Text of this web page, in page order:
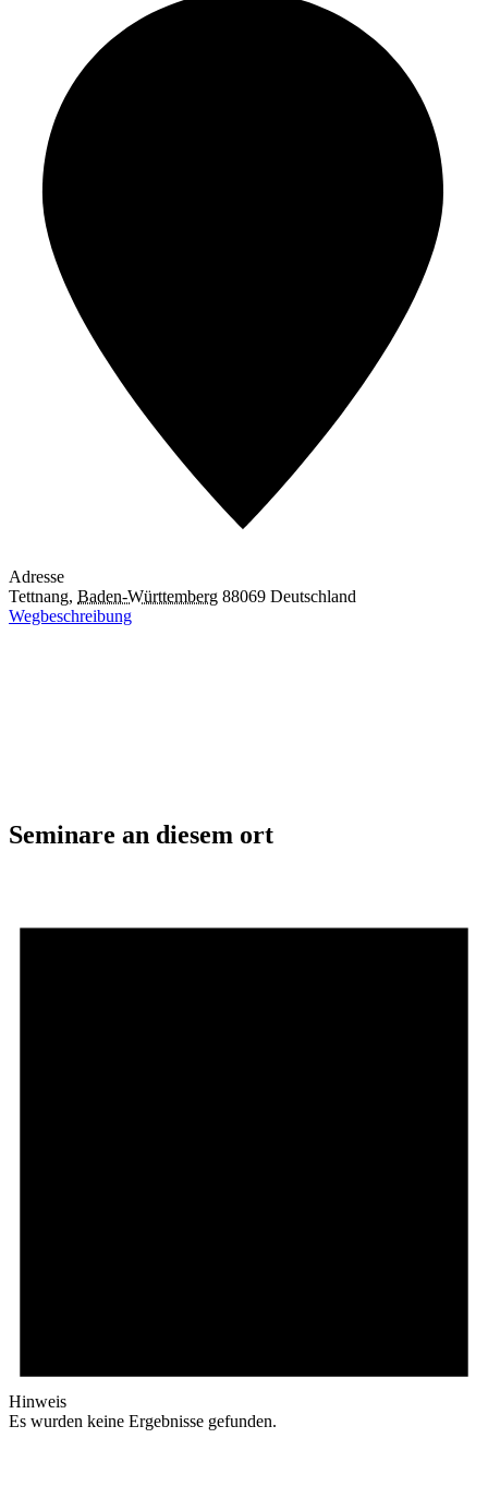
Adresse
Tettnang, Baden-Württemberg 88069 Deutschland
Wegbeschreibung
Seminare an diesem ort
Hinweis
Es wurden keine Ergebnisse gefunden.